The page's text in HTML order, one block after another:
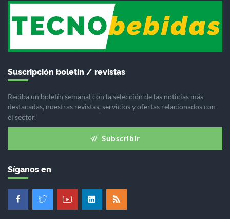
Suscripción boletín / revistas
Reciba un boletín semanal con la selección de las noticias más
destacadas, nuestras revistas, servicios y ofertas relacionados con
el sector.
Subscribir
Síganos en